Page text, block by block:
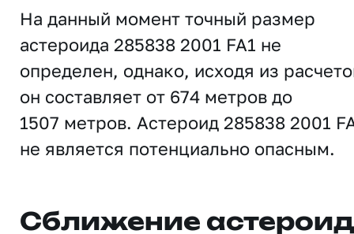
На данный момент точный размер
астероида 285838 2001 FA1 не
определен, однако, исходя из
он составляет от 674 метров до
1507 метров. Астероид 285838 2001
не является потенциально опасным.
Сближение